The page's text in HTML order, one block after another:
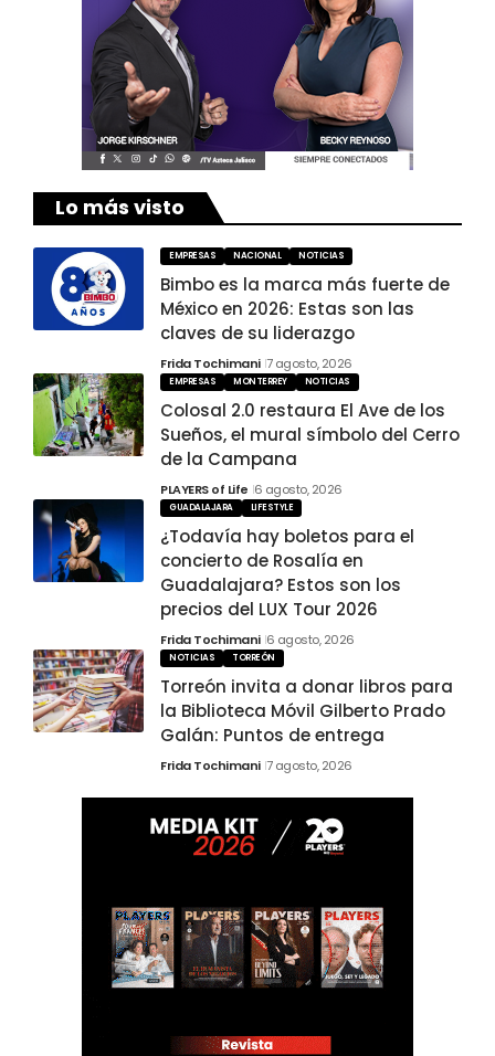
Lo más visto
EMPRESAS NACIONAL NOTICIAS
Bimbo es la marca más fuerte de
México en 2026: Estas son las
claves de su liderazgo
Frida Tochimani 7 agosto, 2026
EMPRESAS MONTERREY NOTICIAS
Colosal 2.0 restaura El Ave de los
Sueños, el mural símbolo del Cerro
de la Campana
PLAYERS of Life 6 agosto, 2026
GUADALAJARA LIFESTYLE
¿Todavía hay boletos para el
concierto de Rosalía en
Guadalajara? Estos son los
precios del LUX Tour 2026
Frida Tochimani 6 agosto, 2026
NOTICIAS TORREÓN
Torreón invita a donar libros para
la Biblioteca Móvil Gilberto Prado
Galán: Puntos de entrega
Frida Tochimani 7 agosto, 2026